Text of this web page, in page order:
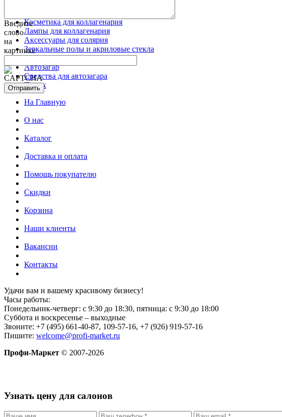
Введите
слово
на
картинке
Косметика для коллагенария
Лампы для коллагенария
Аксессуары для солярия
Зеркальные полы и акриловые стекла
Комплектующие
Автозагар
Средства для автозагара
Поиск
На Главную
О нас
Каталог
Доставка и оплата
Помощь покупателю
Скидки
Корзина
Наши клиенты
Вакансии
Контакты
Удачи вам и вашему красивому бизнесу!
Часы работы:
Понедельник-четверг: с 9:30 до 18:30, пятница: с 9:30 до 18:00
Суббота и воскресенье – выходные
Звоните: +7 (495) 661-40-87, 109-57-16, +7 (926) 919-57-16
Пишите: welcome@profi-market.ru
Профи-Маркет © 2007-2026
Узнать цену для салонов